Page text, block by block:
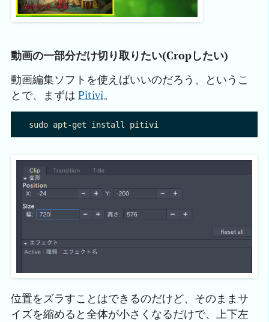
動画の一部分だけ切り取りたい(Cropしたい)
動画編集ソフトを使えばいいのだろう、というこ
とで、まずは Pitivi。
位置をズラすことはできるのだけど、そのままサ
イズを縮めると全体が小さくなるだけで、上下左